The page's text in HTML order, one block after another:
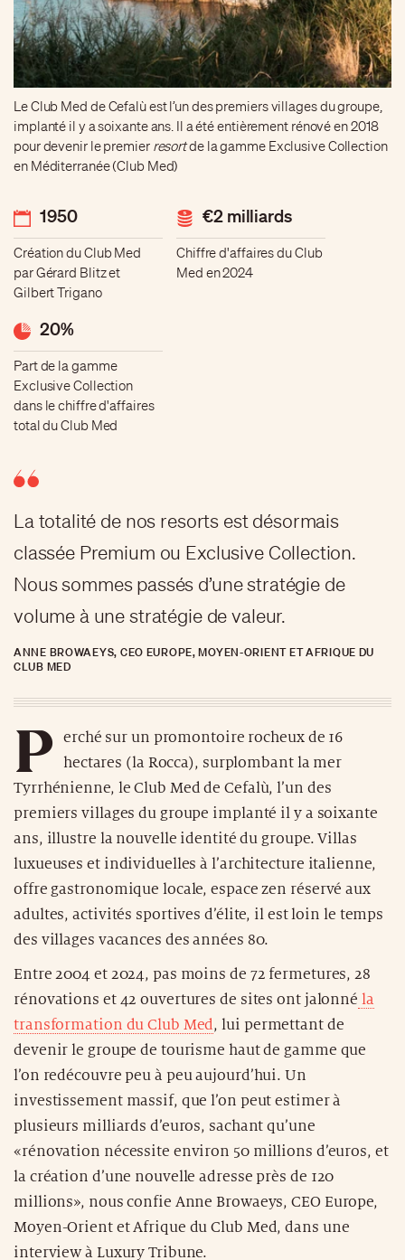
Le Club Med de Cefalù est l’un des premiers villages du groupe,
implanté il y a soixante ans. Il a été entièrement rénové en 2018
pour devenir le premier resortde la gamme Exclusive Collection
en Méditerranée (Club Med)
1950
Création du Club Med
par Gérard Blitz et
Gilbert Trigano
€2 milliards
Chiffre d'affaires du Club
Med en 2024
20%
Part de la gamme
Exclusive Collection
dans le chiffre d'affaires
total du Club Med
La totalité de nos resorts est désormais
classée Premium ou Exclusive Collection.
Nous sommes passés d’une stratégie de
volume à une stratégie de valeur.
ANNE BROWAEYS, CEO EUROPE, MOYEN-ORIENT ET AFRIQUE DU
CLUB MED
P
erché sur un promontoire rocheux de 16
hectares (la Rocca), surplombant la mer
Tyrrhénienne, le Club Med de Cefalù, l’un des
premiers villages du groupe implanté il y a soixante
ans, illustre la nouvelle identité du groupe. Villas
luxueuses et individuelles à l’architecture italienne,
offre gastronomique locale, espace zen réservé aux
adultes, activités sportives d’élite, il est loin le temps
des villages vacances des années 80.
Entre 2004 et 2024, pas moins de 72 fermetures, 28
rénovations et 42 ouvertures de sites ont jalonné la
transformation du Club Med, lui permettant de
devenir le groupe de tourisme haut de gamme que
l’on redécouvre peu à peu aujourd’hui. Un
investissement massif, que l’on peut estimer à
plusieurs milliards d’euros, sachant qu’une
«rénovation nécessite environ 50 millions d’euros, et
la création d’une nouvelle adresse près de 120
millions», nous confie Anne Browaeys, CEO Europe,
Moyen-Orient et Afrique du Club Med, dans une
interview à Luxury Tribune.